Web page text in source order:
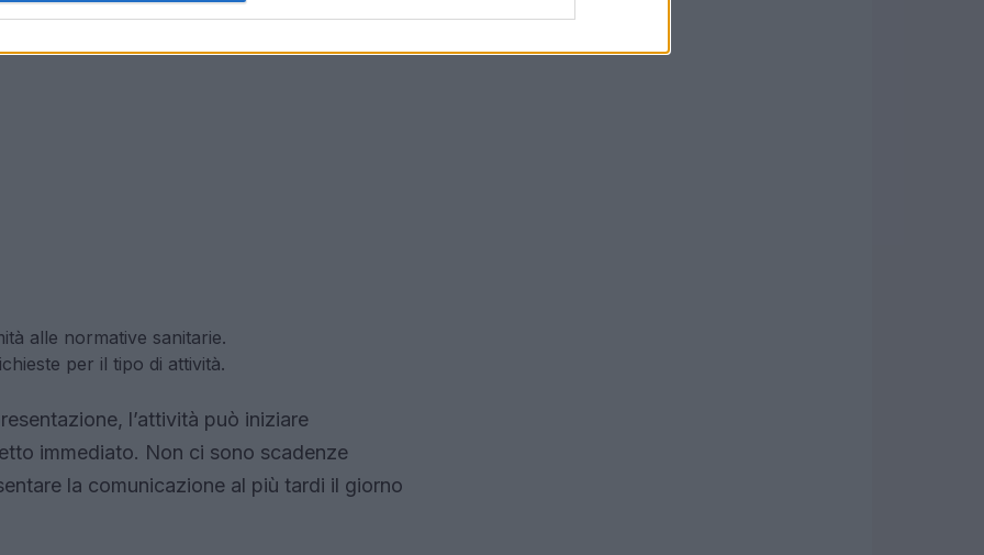
alle normative sanitarie.
per il tipo di attività.
l’attività può iniziare
immediato. Non ci sono scadenze
la comunicazione al più tardi il giorno